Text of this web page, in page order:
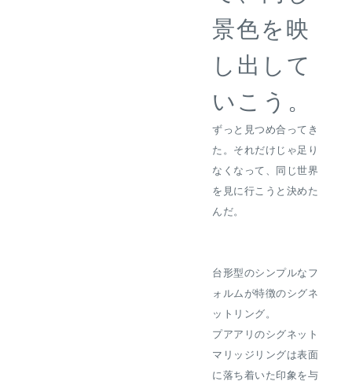
景色を映
し出して
いこう。
ずっと見つめ合ってき
た。それだけじゃ足り
なくなって、同じ世界
を見に行こうと決めた
んだ。
台形型のシンプルなフ
ォルムが特徴のシグネ
ットリング。
プアアリのシグネット
マリッジリングは表面
に落ち着いた印象を与